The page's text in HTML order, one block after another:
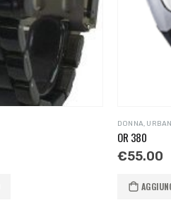
DONNA, URBAN
OR 380
€55.00